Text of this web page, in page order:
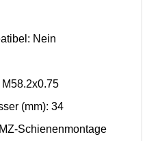
Nein
(mm): 34
Schienenmontage